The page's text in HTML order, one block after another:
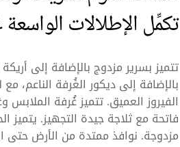
تكمِّل الإطلالات
تتميز بسرير مزدوج بالإضافة إلى
بالإضافة إلى ديكور الغُرفة الناعم،
الفيروز العميق. تتميز غُرفة
فاتحة مع ثلاجة جيدة التجهيز.
مزدوجة. نوافذ ممتدة من الأرض حتى